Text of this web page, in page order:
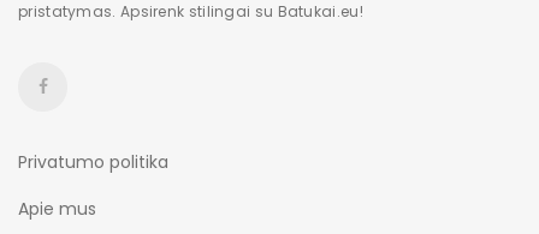
pristatymas. Apsirenk stilingai su Batukai.eu!
Privatumo politika
Apie mus